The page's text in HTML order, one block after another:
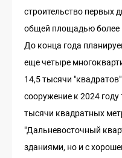
строительство первых
общей площадью более
До конца года
еще четыре
14,5 тысячи
сооружение к 2024
тысячи квадратных
"Дальневосточный
зданиями, но и с